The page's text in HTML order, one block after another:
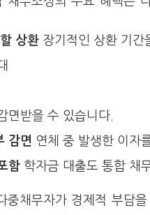
상환장기적인 상환 기간
면받을 수 있습니다.
감면 연체 중 발생한 이자
함학자금 대출도 통합 채
중채무자가 경제적 부담